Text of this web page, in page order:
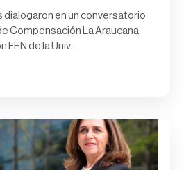
dialogaron en un conversatorio
Compensación La Araucana
FEN de la Univ...